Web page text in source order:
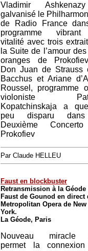
Vladimir
galvanisé le
de Radio France
programme
vitalité avec trois
la Suite de l’amour
oranges de
Don Juan de Strauss
Bacchus et Ariane
Roussel, programme
violoniste
Kopatchinskaja a
peu disparu
Deuxième
Prokofiev
Par Claude HELLEU
Faust en blockbuster
Retransmission à la Géode
Faust de Gounod en direct
Metropolitan Opera de New
York.
La Géode, Paris
Nouveau miracle
permet la